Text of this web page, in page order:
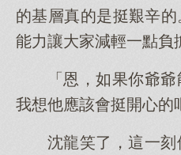
的基層真的是挺艱辛
能力讓大家減輕一點負
「恩，如果你爺
我想他應該會挺開心的
沈龍笑了，這一